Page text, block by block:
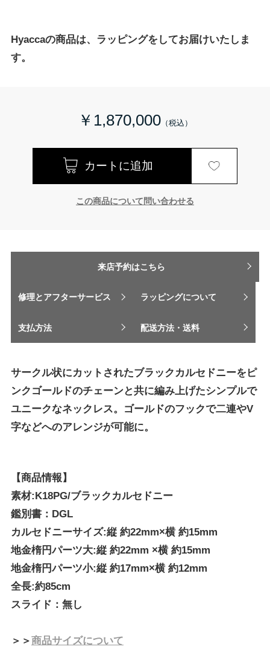
Hyaccaの商品は、ラッピングをしてお届けいたしま
す。
￥1,870,000
この商品について問い合わせる
来店予約はこちら
修理とアフターサービス ラッピングについて
支払方法 配送方法・送料
サークル状にカットされたブラックカルセドニーをピ
ンクゴールドのチェーンと共に編み上げたシンプルで
ユニークなネックレス。ゴールドのフックで二連やV
字などへのアレンジが可能に。
【商品情報】
素材:K18PG/ブラックカルセドニー
鑑別書：DGL
カルセドニーサイズ:縦 約22mm×横 約15mm
地金楕円パーツ大:縦 約22mm ×横 約15mm
地金楕円パーツ小:縦 約17mm×横 約12mm
全長:約85cm
スライド：無し
＞＞商品サイズについて